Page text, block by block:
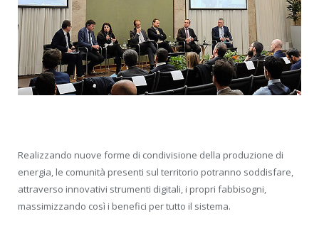
Realizzando nuove forme di condivisione della produzione di
energia, le comunità presenti sul territorio potranno soddisfare,
attraverso innovativi strumenti digitali, i propri fabbisogni,
massimizzando così i benefici per tutto il sistema.